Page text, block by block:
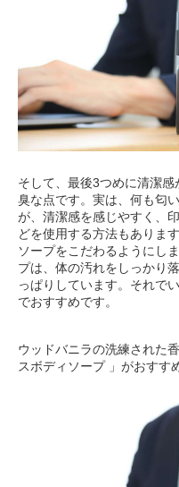
そして、最後3つめに清潔
臭な点です。実は、何も匂
が、清潔感を感じやすく、
どを使用する方法もありま
ソープをこだわるようにし
プは、体の汚れをしっかり
っぱりしています。それで
でおすすめです。
ウッドバニラの洗練された
スボディソープ 」がおすす